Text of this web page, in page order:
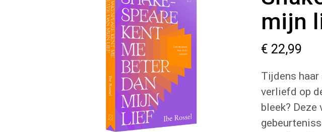
mijn
€ 22,99
Tijdens
verliefd op
bleek? Deze